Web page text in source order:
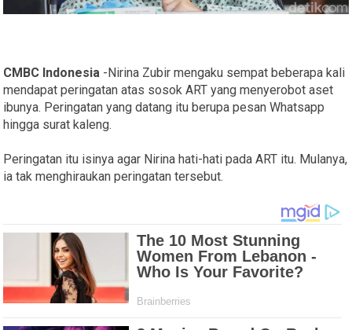
CMBC Indonesia -Nirina Zubir mengaku sempat beberapa kali
mendapat peringatan atas sosok ART yang menyerobot aset
ibunya. Peringatan yang datang itu berupa pesan Whatsapp
hingga surat kaleng.
Peringatan itu isinya agar Nirina hati-hati pada ART itu. Mulanya,
ia tak menghiraukan peringatan tersebut.